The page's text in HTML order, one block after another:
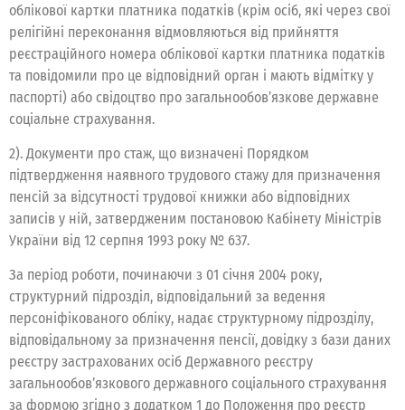
облікової картки платника податків (крім осіб, які через свої
релігійні переконання відмовляються від прийняття
реєстраційного номера облікової картки платника податків
та повідомили про це відповідний орган і мають відмітку у
паспорті) або свідоцтво про загальнообов’язкове державне
соціальне страхування.
2). Документи про стаж, що визначені Порядком
підтвердження наявного трудового стажу для призначення
пенсій за відсутності трудової книжки або відповідних
записів у ній, затвердженим постановою Кабінету Міністрів
України від 12 серпня 1993 року № 637.
За період роботи, починаючи з 01 січня 2004 року,
структурний підрозділ, відповідальний за ведення
персоніфікованого обліку, надає структурному підрозділу,
відповідальному за призначення пенсії, довідку з бази даних
реєстру застрахованих осіб Державного реєстру
загальнообов’язкового державного соціального страхування
за формою згідно з додатком 1 до Положення про реєстр